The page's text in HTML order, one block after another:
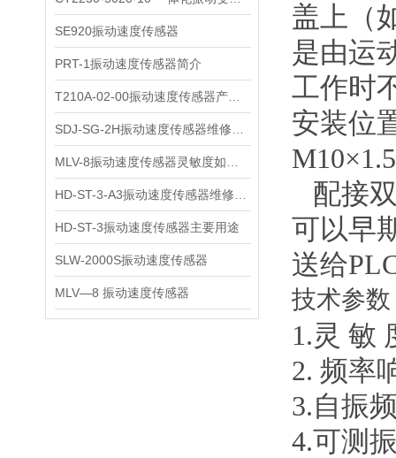
SE920振动速度传感器
PRT-1振动速度传感器简介
HD-ST-3振动速度传感器主要用途
SLW-2000S振动速度传感器
MLV—8 振动速度传感器
盖上（
是由运
工作时
安装位
配接
可以早
送给
技术参数
1.灵
2. 频率
3.自振
4.可测